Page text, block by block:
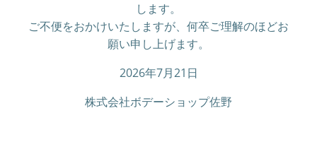
します。
ご不便をおかけいたしますが、何卒ご理解のほどお
願い申し上げます。
2026年7月21日
株式会社ボデーショップ佐野